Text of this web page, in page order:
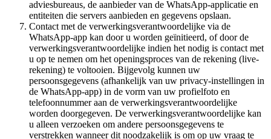
adviesbureaus, de aanbieder van de WhatsApp-applicatie en
entiteiten die servers aanbieden en gegevens opslaan.
Contact met de verwerkingsverantwoordelijke via de
WhatsApp-app kan door u worden geïnitieerd, of door de
verwerkingsverantwoordelijke indien het nodig is contact met
u op te nemen om het openingsproces van de rekening (live-
rekening) te voltooien. Bijgevolg kunnen uw
persoonsgegevens (afhankelijk van uw privacy-instellingen in
de WhatsApp-app) in de vorm van uw profielfoto en
telefoonnummer aan de verwerkingsverantwoordelijke
worden doorgegeven. De verwerkingsverantwoordelijke kan
u alleen verzoeken om andere persoonsgegevens te
verstrekken wanneer dit noodzakelijk is om op uw vraag te